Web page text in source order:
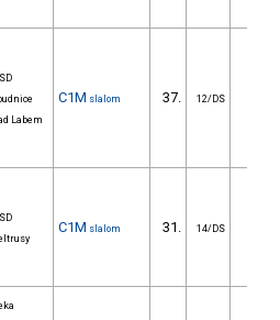
Labem
C1M slalom 37. 12/DS
C1M slalom 31. 14/DS